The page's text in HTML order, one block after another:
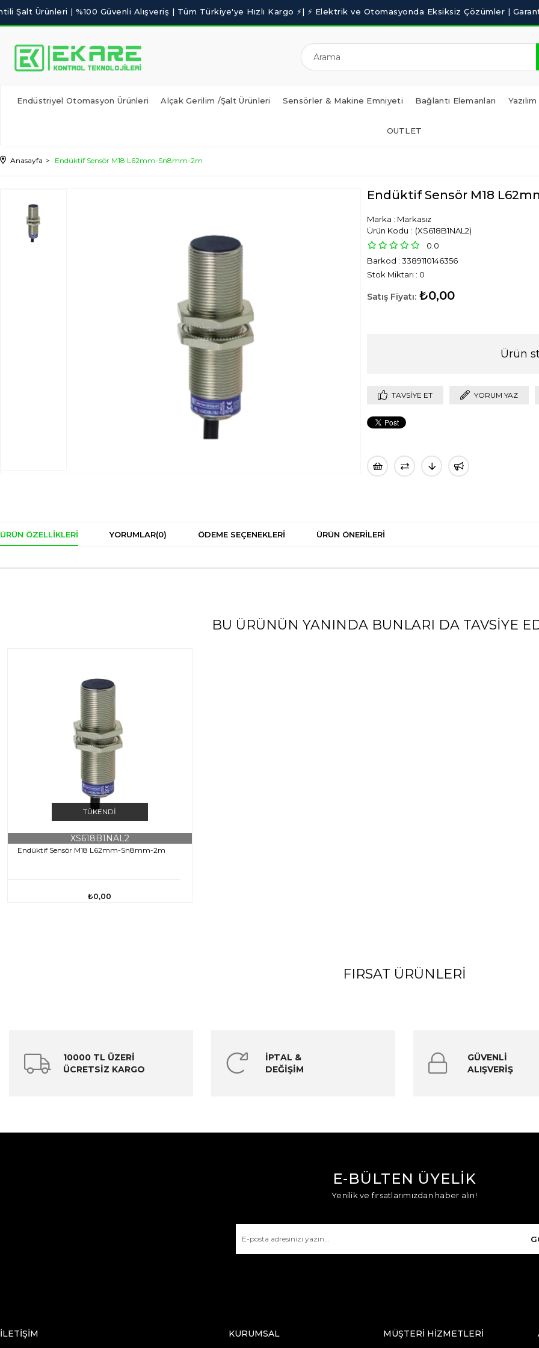
Endüstriyel Otomasyon Ürünleri Alçak Gerilim /Şalt Ürünleri Sensörler & Makine Emniyeti Bağlantı Elemanları
OUTLET
Anasayfa Endüktif Sensör M18 L62mm-Sn8mm-2m
Endüktif Sensör M18
Marka : Markasız
(XS618B1NAL2)
0.0
Barkod : 3389110146356
Stok Miktarı : 0
₺0,00
Ürün
TAVSIYE ET YORUM YAZ
ÜRÜN ÖZELLIKLERI YORUMLAR(0) ÖDEME SEÇENEKLERI ÜRÜN ÖNERILERI
BU ÜRÜNÜN YANINDA BUNLARI DA TAVSIYE
TÜKENDI
Endüktif Sensör M18 L62mm-Sn8mm-2m
XS618B1NAL2
₺0,00
FIRSAT ÜRÜNLERI
10000 TL ÜZERİ
ÜCRETSİZ KARGO
İPTAL &
DEĞİŞİM
GÜVENLİ
ALIŞVERİŞ
E-BÜLTEN ÜYELİK
Yenilik ve fırsatlarımızdan haber alın!
İLETİŞİM KURUMSAL MÜŞTERİ HİZMETLERİ